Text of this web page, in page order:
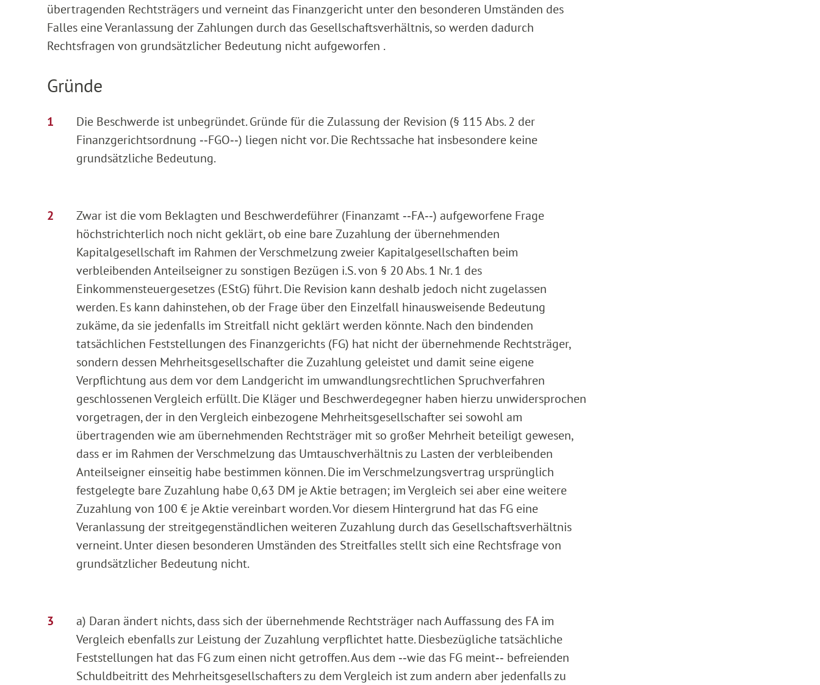
übertragenden Rechtsträgers und verneint das Finanzgericht unter den besonderen Umständen des
Falles eine Veranlassung der Zahlungen durch das Gesellschaftsverhältnis, so werden dadurch
Rechtsfragen von grundsätzlicher Bedeutung nicht aufgeworfen .
Gründe
Die Beschwerde ist unbegründet. Gründe für die Zulassung der Revision (§ 115 Abs. 2 der
Finanzgerichtsordnung ‑‑FGO‑‑) liegen nicht vor. Die Rechtssache hat insbesondere keine
grundsätzliche Bedeutung.
Zwar ist die vom Beklagten und Beschwerdeführer (Finanzamt ‑‑FA‑‑) aufgeworfene Frage
höchstrichterlich noch nicht geklärt, ob eine bare Zuzahlung der übernehmenden
Kapitalgesellschaft im Rahmen der Verschmelzung zweier Kapitalgesellschaften beim
verbleibenden Anteilseigner zu sonstigen Bezügen i.S. von § 20 Abs. 1 Nr. 1 des
Einkommensteuergesetzes (EStG) führt. Die Revision kann deshalb jedoch nicht zugelassen
werden. Es kann dahinstehen, ob der Frage über den Einzelfall hinausweisende Bedeutung
zukäme, da sie jedenfalls im Streitfall nicht geklärt werden könnte. Nach den bindenden
tatsächlichen Feststellungen des Finanzgerichts (FG) hat nicht der übernehmende Rechtsträger,
sondern dessen Mehrheitsgesellschafter die Zuzahlung geleistet und damit seine eigene
Verpflichtung aus dem vor dem Landgericht im umwandlungsrechtlichen Spruchverfahren
geschlossenen Vergleich erfüllt. Die Kläger und Beschwerdegegner haben hierzu unwidersprochen
vorgetragen, der in den Vergleich einbezogene Mehrheitsgesellschafter sei sowohl am
übertragenden wie am übernehmenden Rechtsträger mit so großer Mehrheit beteiligt gewesen,
dass er im Rahmen der Verschmelzung das Umtauschverhältnis zu Lasten der verbleibenden
Anteilseigner einseitig habe bestimmen können. Die im Verschmelzungsvertrag ursprünglich
festgelegte bare Zuzahlung habe 0,63 DM je Aktie betragen; im Vergleich sei aber eine weitere
Zuzahlung von 100 € je Aktie vereinbart worden. Vor diesem Hintergrund hat das FG eine
Veranlassung der streitgegenständlichen weiteren Zuzahlung durch das Gesellschaftsverhältnis
verneint. Unter diesen besonderen Umständen des Streitfalles stellt sich eine Rechtsfrage von
grundsätzlicher Bedeutung nicht.
a) Daran ändert nichts, dass sich der übernehmende Rechtsträger nach Auffassung des FA im
Vergleich ebenfalls zur Leistung der Zuzahlung verpflichtet hatte. Diesbezügliche tatsächliche
Feststellungen hat das FG zum einen nicht getroffen. Aus dem ‑‑wie das FG meint‑‑ befreienden
Schuldbeitritt des Mehrheitsgesellschafters zu dem Vergleich ist zum andern aber jedenfalls zu